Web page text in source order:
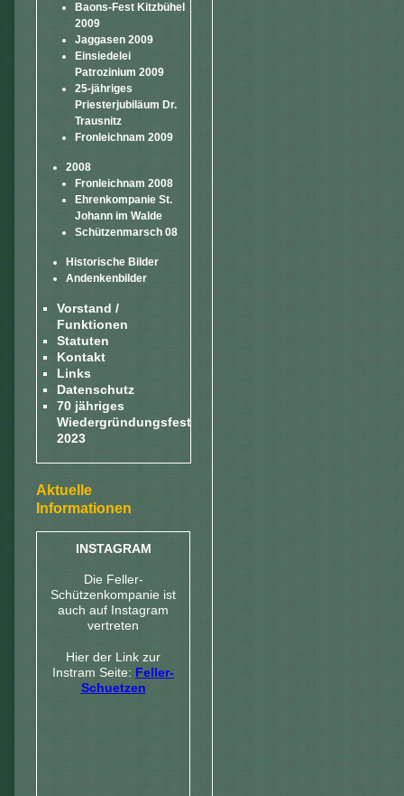
Baons-Fest Kitzbühel
2009
Jaggasen 2009
Einsiedelei
Patrozinium 2009
25-jähriges
Priesterjubiläum Dr.
Trausnitz
Fronleichnam 2009
2008
Fronleichnam 2008
Ehrenkompanie St.
Johann im Walde
Schützenmarsch 08
Historische Bilder
Andenkenbilder
Vorstand /
Funktionen
Statuten
Kontakt
Links
Datenschutz
70 jähriges
Wiedergründungsfest
2023
Aktuelle
Informationen
INSTAGRAM
Die Feller-
Schützenkompanie ist
auch auf Instagram
vertreten
Hier der Link zur
Instram Seite: Feller-
Schuetzen